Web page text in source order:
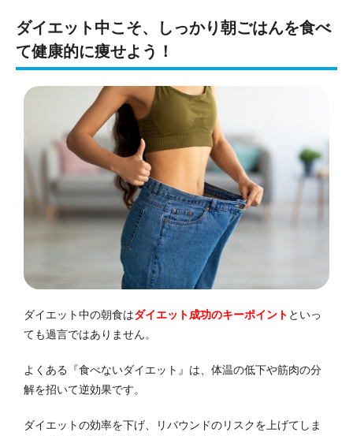
ダイエット中こそ、しっかり朝ごはんを食べ
て健康的に痩せよう！
ダイエット中の朝食はダイエット成功のキーポイント といっ
ても過言ではありません。
よくある『食べないダイエット』は、体温の低下や筋肉の分
解を招いて逆効果です。
ダイエットの効率を下げ、リバウンドのリスクを上げてしま